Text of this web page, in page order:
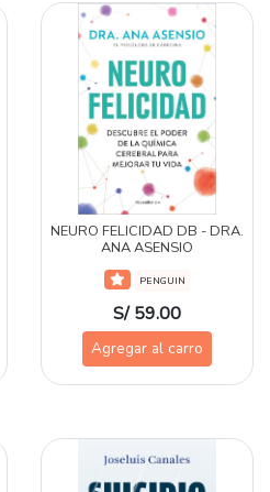
NEURO FELICIDAD DB - DRA.
ANA ASENSIO
PENGUIN
S/ 59.00
Agregar al carro